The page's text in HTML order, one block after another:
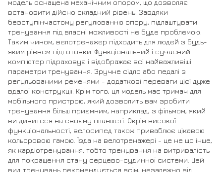
модель оснащена механічним опором, що дозволяє
встановити дійсно складний рівень. Завдяки
безступінчастому регулюванню опору, підлаштувати
тренування під власні можливості не буде проблемою.
Таким чином, велотренажер підходить для людей з будь-
яким рівнем підготовки. Функціональний і сучасний
комп'ютер підраховує і відображає всі найважливіші
параметри тренування. Зручне сідло або педалі з
регульованими ременями - додаткові переваги цієї дуже
вдалої конструкції. Крім того, ця модель має тримач для
мобільного пристрою, який дозволить вам зробити
тренування більш приємним, наприклад, з фільмом, який
ви дивитеся на своєму планшеті. Окрім високої
функціональності, велосипед також приваблює цікавою
кольоровою гамою. Їзда на велотренажері - це не що інше,
як кардіотренування, тобто тренування на витривалість
для покращення стану серцево-судинної системи. Цей
вид тренувань рекомендується всім, незалежно від